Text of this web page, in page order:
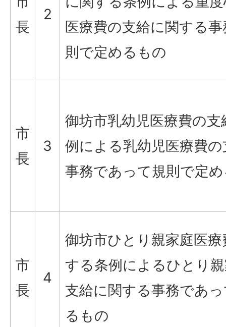
長
2
医療費の支給に関する
則で定めるもの
市
長
3
御坊市乳幼児医療費の
例による乳幼児医療費
事務であって規則で定
市
長
4
御坊市ひとり親家庭医
する条例によるひとり
支給に関する事務であ
るもの